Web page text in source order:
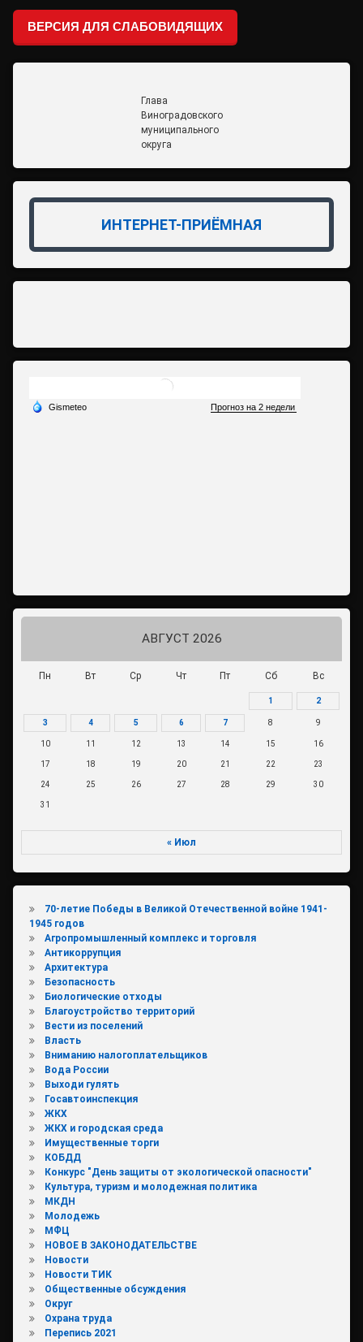
ВЕРСИЯ ДЛЯ СЛАБОВИДЯЩИХ
Глава
Виноградовского
муниципального
округа
ИНТЕРНЕТ-ПРИЁМНАЯ
АВГУСТ 2026
Пн Вт Ср Чт Пт Сб Вс
1 2
3 4 5 6 7 8 9
10 11 12 13 14 15 16
17 18 19 20 21 22 23
24 25 26 27 28 29 30
31
« Июл
70-летие Победы в Великой Отечественной войне 1941-
1945 годов
Агропромышленный комплекс и торговля
Антикоррупция
Архитектура
Безопасность
Биологические отходы
Благоустройство территорий
Вести из поселений
Власть
Вниманию налогоплательщиков
Вода России
Выходи гулять
Госавтоинспекция
ЖКХ
ЖКХ и городская среда
Имущественные торги
КОБДД
Конкурс "День защиты от экологической опасности"
Культура, туризм и молодежная политика
МКДН
Молодежь
МФЦ
НОВОЕ В ЗАКОНОДАТЕЛЬСТВЕ
Новости
Новости ТИК
Общественные обсуждения
Округ
Охрана труда
Перепись 2021